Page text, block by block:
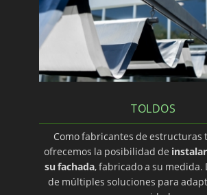
TOLDOS
Como fabricantes de estructuras
ofrecemos la posibilidad de
su fachada, fabricado a su medida.
de múltiples soluciones para